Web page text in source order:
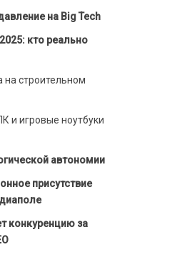
на Big Tech
кто реально
на строительном
и игровые ноутбуки
автономии
присутствие
конкуренцию за